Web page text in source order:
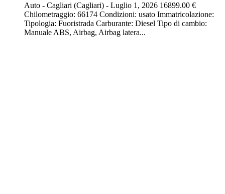
Auto - Cagliari (Cagliari) - Luglio 1, 2026 16899.00 €
Chilometraggio: 66174 Condizioni: usato Immatricolazione:
Tipologia: Fuoristrada Carburante: Diesel Tipo di cambio:
Manuale ABS, Airbag, Airbag latera...